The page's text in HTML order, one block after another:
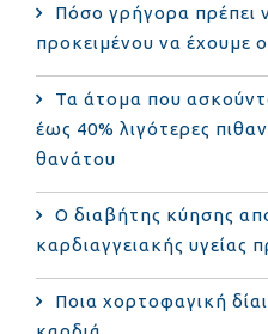
Πόσο γρήγορα πρέπει
προκειμένου να έχουμε
Τα άτομα που
έως 40% λιγότερες
θανάτου
Ο διαβήτης κύησης
καρδιαγγειακής υγείας
Ποια χορτοφαγική